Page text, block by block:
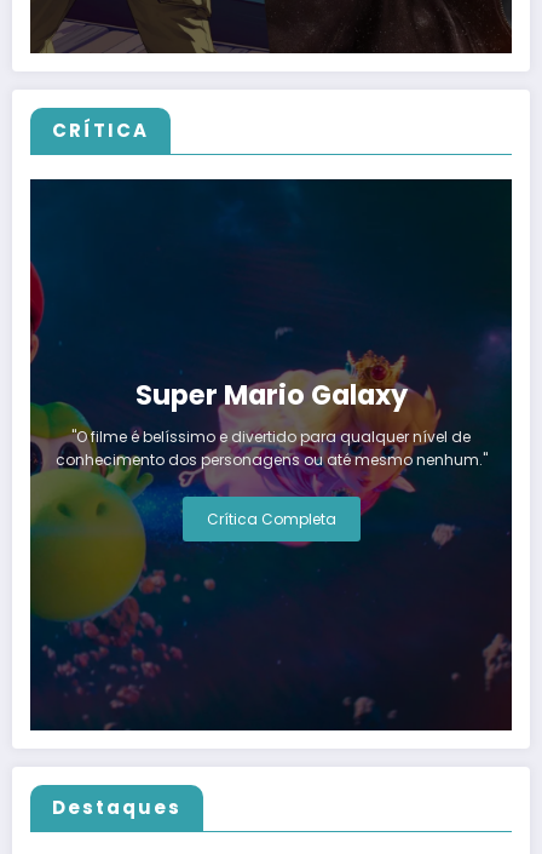
CRÍTICA
Super Mario Galaxy
"O filme é belíssimo e divertido para qualquer nível de
conhecimento dos personagens ou até mesmo nenhum."
Crítica Completa
Destaques